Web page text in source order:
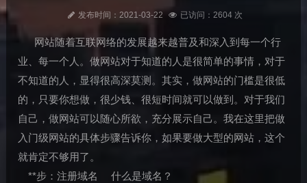
发布时间：2021-03-22 已访问：2604 次
网站随着互联网络的发展越来越普及和深入到每一个行
业、每一个人。做网站对于知道的人是很简单的事情，对于
不知道的人，显得很高深莫测。其实，做网站的门槛是很低
的，只要你想做，很少钱、很短时间就可以做到。对于我们
自己，做网站可以随心所欲，充分展示自己。我在这里把做
入门级网站的具体步骤告诉你，如果要做大型的网站，这个
就肯定不够用了。
**步：注册域名 什么是域名？